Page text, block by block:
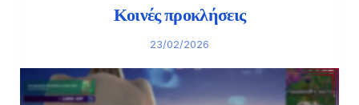
Κοινές προκλήσεις
23/02/2026